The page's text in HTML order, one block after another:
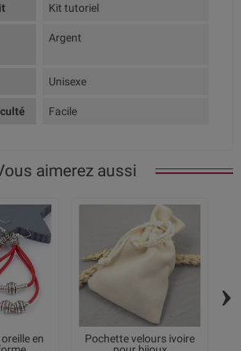
Kit tutoriel
Argent
Unisexe
Facile
aimerez aussi
en
Pochette velours ivoire
›